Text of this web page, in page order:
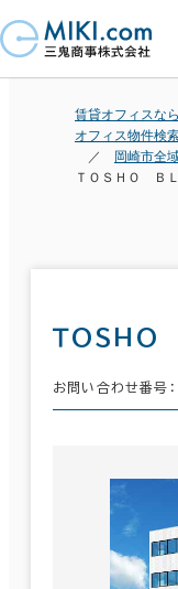
賃貸オフィスな
オフィス物件検
岡崎市全
ＴＯＳＨＯ Ｂ
ＴＯＳＨＯ
お問い合わせ番号：